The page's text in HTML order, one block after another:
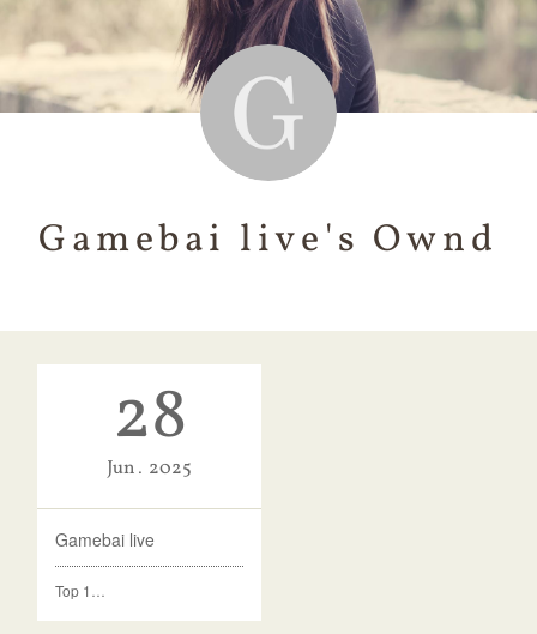
Gamebai live's Ownd
28
Jun 2025
Gamebai live
Top 1…